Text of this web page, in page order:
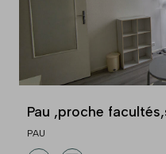
Pau ,proche
PAU